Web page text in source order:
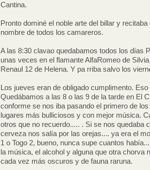
Cantina.
Pronto dominé el noble arte del billar y
nombre de todos los camareros.
A las 8:30 clavao quedabamos todos los días
unas veces en el flamante AlfaRomeo de
Renaul 12 de Helena. Y pa rriba salvo los
Los jueves eran de obligado cumplimento.
Quedábamos a las 8 o las 9 de la tarde en El
conforme se nos iba pasando el primero de
lugares más bulliciosos y con mejor música.
otros que no recuerdo..... . Si se nos quedaba
cerveza nos salía por las orejas.... ya era el
1 o Togo 2, bueno, nunca supe cuantos
la música, el alcohol y alguna que otra chorva
cada vez más oscuros y de fauna raruna.